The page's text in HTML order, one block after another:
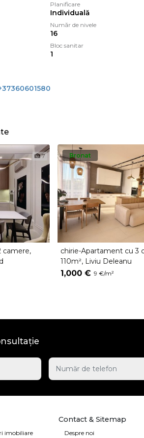
Planificare
Individuală
Număr de nivele
16
Bloc sanitar
1
7
camere,
Bronat
chirie-Apartament cu 3
110m², Liviu Deleanu
1,000 € 9 €/m²
imobiliare
Contact & Sitemap
Despre noi